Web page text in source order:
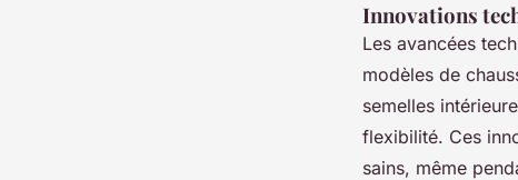
Innovations
Les avancées
modèles de
semelles
flexibilité. Ces
sains, même